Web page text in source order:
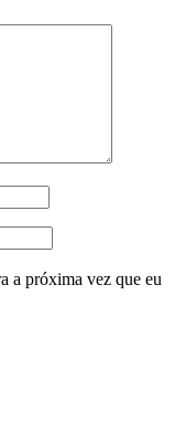
a próxima vez que eu